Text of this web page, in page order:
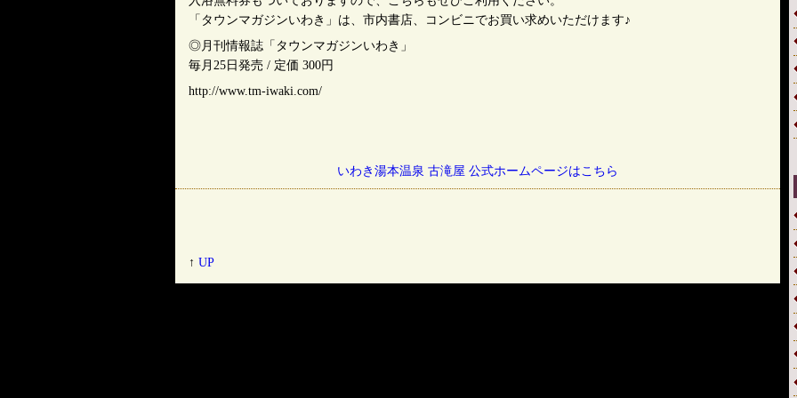
「タウンマガジンいわき」は、市内書店、コンビニでお買い求めいただけます♪
◎月刊情報誌「タウンマガジンいわき」
毎月25日発売 / 定価 300円
http://www.tm-iwaki.com/
いわき湯本温泉 古滝屋 公式ホームページはこちら
↑ UP